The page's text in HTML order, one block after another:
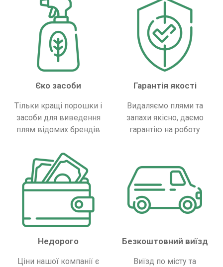
Єко засоби
Тільки кращі порошки і
засоби для виведення
плям відомих брендів
Гарантія якості
Видаляємо плями та
запахи якісно, ​​даємо
гарантію на роботу
Недорого
Ціни нашої компанії є
Безкоштовний виїзд
Виїзд по місту та